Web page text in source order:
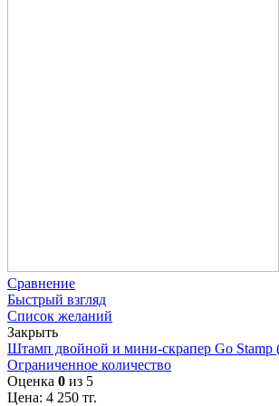
Сравнение
Быстрый взгляд
Список желаний
Закрыть
Штамп двойной и мини-скрапер Go Stamp
Ограниченное количество
Оценка 0 из 5
Цена: 4 250 тг.